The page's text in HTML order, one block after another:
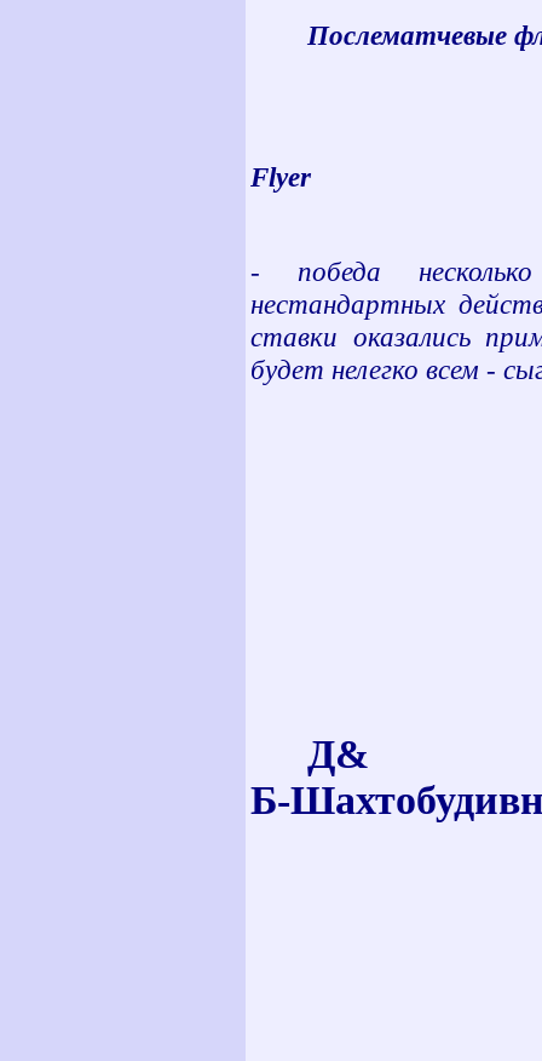
Послематчевые
Flyer
- победа
нестандартных
ставки оказались
будет нелегко всем -
Д&
Б-